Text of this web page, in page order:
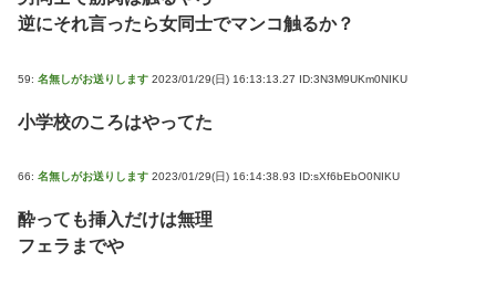
逆にそれ言ったら女同士でマンコ触るか？
59: 名無しがお送りします 2023/01/29(日) 16:13:13.27 ID:3N3M9UKm0NIKU
小学校のころはやってた
66: 名無しがお送りします 2023/01/29(日) 16:14:38.93 ID:sXf6bEbO0NIKU
酔っても挿入だけは無理
フェラまでや